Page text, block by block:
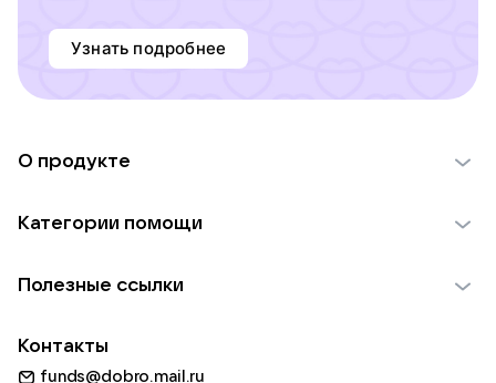
Узнать подробнее
О продукте
Использование материалов
Для НКО
Категории помощи
Пожилым
Животным
Полезные ссылки
Контакты
funds@dobro.mail.ru